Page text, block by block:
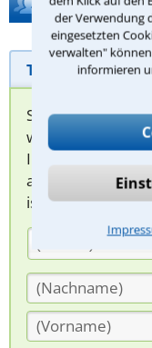
der Verwendung
eingesetzten
verwalten"
informieren
Telefonhilfe
Sie können hier
werden sich
Ihnen melden,
abzuklären. Die
ist für Sie